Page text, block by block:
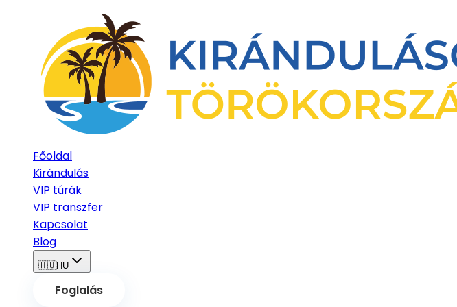
Főoldal
Kirándulás
VIP túrák
VIP transzfer
Kapcsolat
Blog
🇭🇺HU
Foglalás